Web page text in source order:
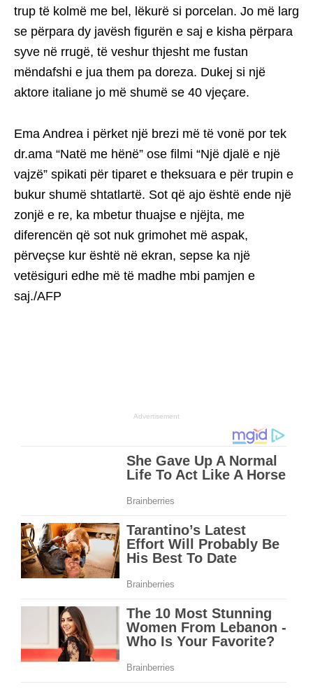
trup të kolmë me bel, lëkurë si porcelan. Jo më larg
se përpara dy javësh figurën e saj e kisha përpara
syve në rrugë, të veshur thjesht me fustan
mëndafshi e jua them pa doreza. Dukej si një
aktore italiane jo më shumë se 40 vjeçare.
Ema Andrea i përket një brezi më të vonë por tek
dr.ama “Natë me hënë” ose filmi “Një djalë e një
vajzë” spikati për tiparet e theksuara e për trupin e
bukur shumë shtatlartë. Sot që ajo është ende një
zonjë e re, ka mbetur thuajse e njëjta, me
diferencën që sot nuk grimohet më aspak,
përveçse kur është në ekran, sepse ka një
vetësiguri edhe më të madhe mbi pamjen e
saj./AFP
Advertisement